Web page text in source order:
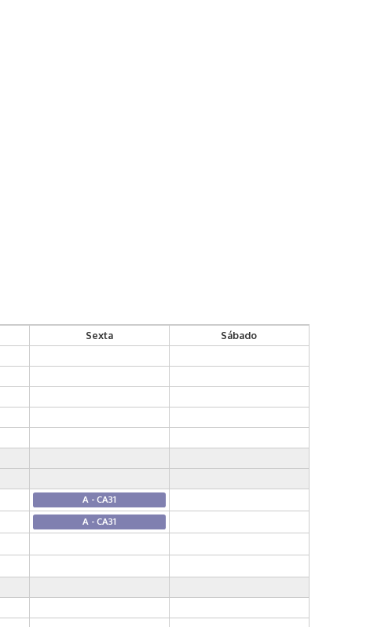
Sexta
Sábado
A - CA31
A - CA31